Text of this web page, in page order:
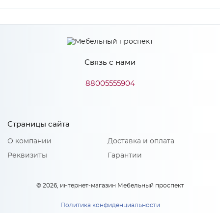
Ширина 600
2400
558
Сурская мебель
Материал
Связь с нами
88005555904
Страницы сайта
О компании
Реквизиты
Доставка и оплата
Гарантии
© 2026, интернет-магазин Мебельный проспект
Политика конфиденциальности